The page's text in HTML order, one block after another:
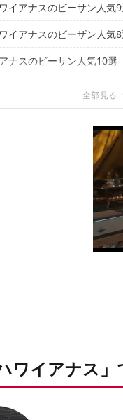
イアナスのビーサン人気
アーバン】
イアナスのビーザン人気
ーローズ】
ナスのビーサン人気10選
リム・ファッション】
ワイアナス」